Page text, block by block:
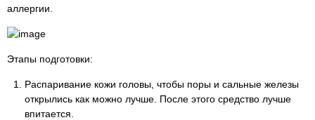
аллергии.
Этапы подготовки:
Распаривание кожи головы, чтобы поры и сальные железы
открылись как можно лучше. После этого средство лучше
впитается.